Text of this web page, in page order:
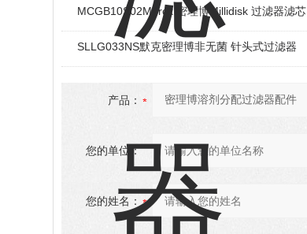
MCGB10S02Merck 密理博Millidisk 过滤器滤芯
SLLG033NS默克密理博非无菌 针头式过滤器
产品：
您的单位：
您的姓名：